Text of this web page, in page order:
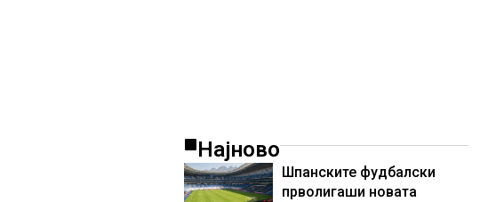
Најново
Шпанските фудбалски
прволигаши новата